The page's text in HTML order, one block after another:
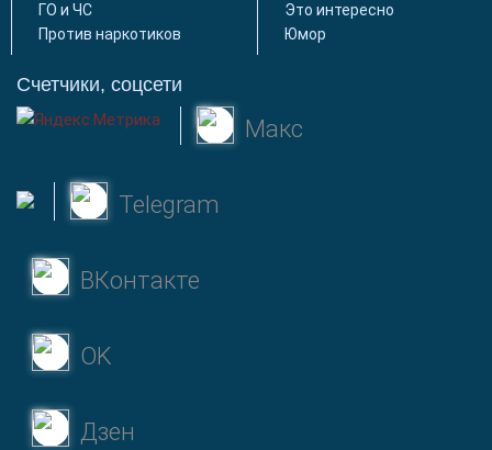
ГО и ЧС
Против наркотиков
Это интересно
Юмор
Счетчики, соцсети
Макс
Telegram
ВКонтакте
OK
Дзен